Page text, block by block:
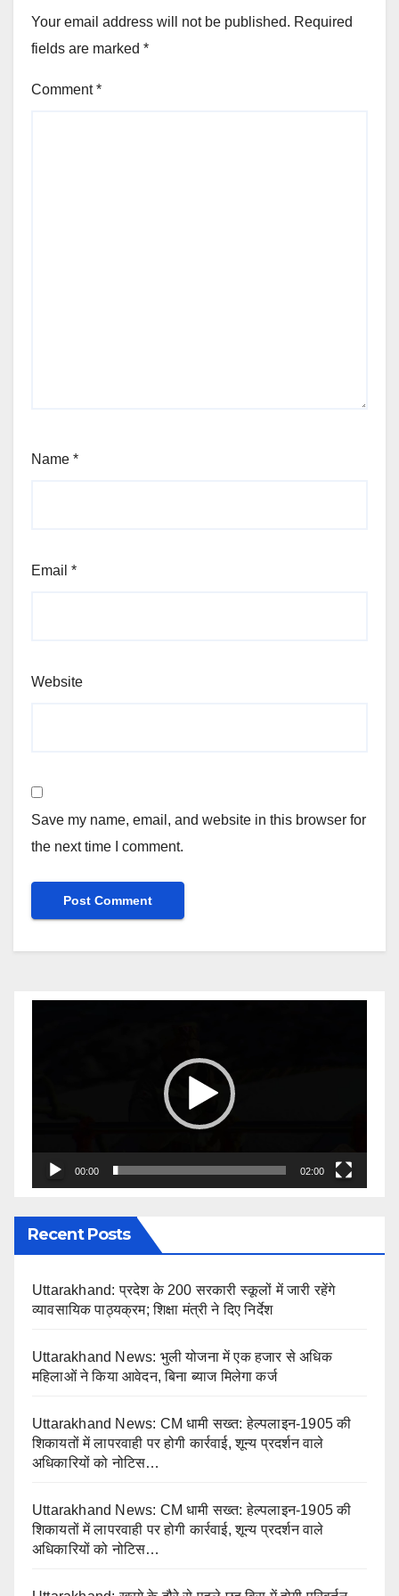
Your email address will not be published. Required
fields are marked *
Comment*
Name *
Email *
Website
Save my name, email, and website in this browser for
the next time I comment.
00:00 02:00
Recent Posts
Uttarakhand: प्रदेश के 200 सरकारी स्कूलों में जारी रहेंगे
व्यावसायिक पाठ्यक्रम; शिक्षा मंत्री ने दिए निर्देश
Uttarakhand News: भुली योजना में एक हजार से अधिक
महिलाओं ने किया आवेदन, बिना ब्याज मिलेगा कर्ज
Uttarakhand News: CM धामी सख्त: हेल्पलाइन-1905 की
शिकायतों में लापरवाही पर होगी कार्रवाई, शून्य प्रदर्शन वाले
अधिकारियों को नोटिस…
Uttarakhand News: CM धामी सख्त: हेल्पलाइन-1905 की
शिकायतों में लापरवाही पर होगी कार्रवाई, शून्य प्रदर्शन वाले
अधिकारियों को नोटिस…